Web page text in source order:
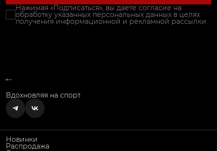
Нажимая «Подписаться», вы даете согласие на
обработку указанных персональных данных в целях
получения информационной и рекламной рассылки
Вдохновляя на спорт
Новинки
Распродажа